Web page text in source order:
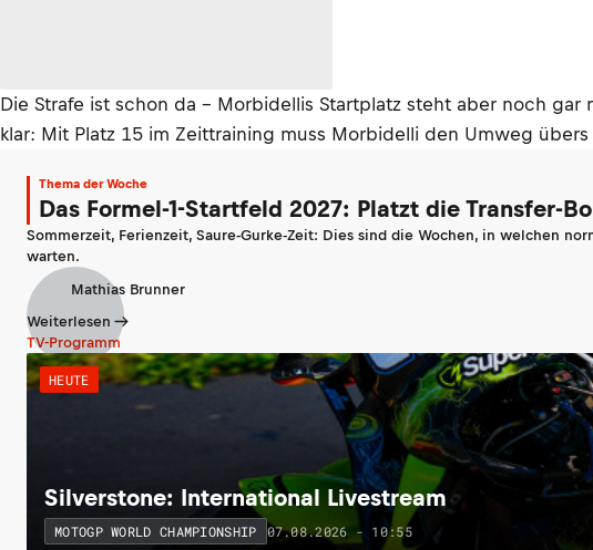
Die Strafe ist schon da – Morbidellis Startplatz steht aber noch
klar: Mit Platz 15 im Zeittraining muss Morbidelli den Umweg
Thema der Woche
Das Formel-1-Startfeld 2027: Platzt die Transfer-
Sommerzeit, Ferienzeit, Saure-Gurke-Zeit: Dies sind die Wochen, in welchen
warten.
Mathias Brunner
Weiterlesen
TV-Programm
HEUTE
Silverstone: International Livestream
MOTOGP WORLD CHAMPIONSHIP 07.08.2026 - 10:55